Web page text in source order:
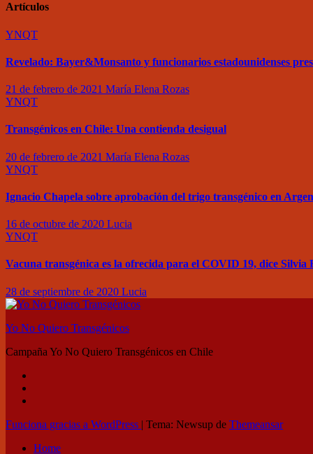
Artículos
YNQT
Revelado: Bayer&Monsanto y funcionarios estadounidenses
21 de febrero de 2021 María Elena Rozas
YNQT
Transgénicos en Chile: Una contienda desigual
20 de febrero de 2021 María Elena Rozas
YNQT
Ignacio Chapela sobre aprobación del trigo transgénico en
16 de octubre de 2020 Lucia
YNQT
Vacuna transgénica es la ofrecida para el COVID 19, dice
28 de septiembre de 2020 Lucia
Yo No Quiero Transgénicos
Campaña Yo No Quiero Transgénicos en Chile
Funciona gracias a WordPress | Tema: Newsup de Themeansar
Home